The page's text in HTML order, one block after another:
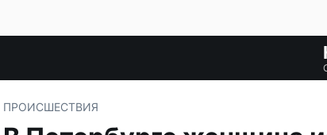
ПРОИСШЕСТВИЯ